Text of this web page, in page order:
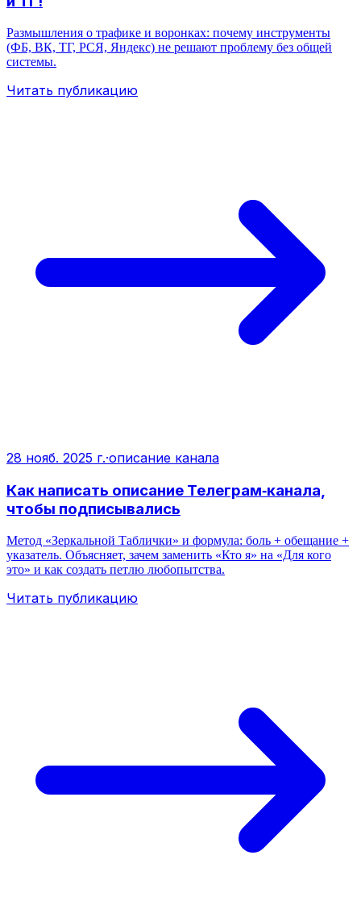
Размышления о трафике и воронках: почему инструменты
(ФБ, ВК, ТГ, РСЯ, Яндекс) не решают проблему без общей
системы.
Читать публикацию
28 нояб. 2025 г.·описание канала
Как написать описание Телеграм‑канала,
чтобы подписывались
Метод «Зеркальной Таблички» и формула: боль + обещание +
указатель. Объясняет, зачем заменить «Кто я» на «Для кого
это» и как создать петлю любопытства.
Читать публикацию